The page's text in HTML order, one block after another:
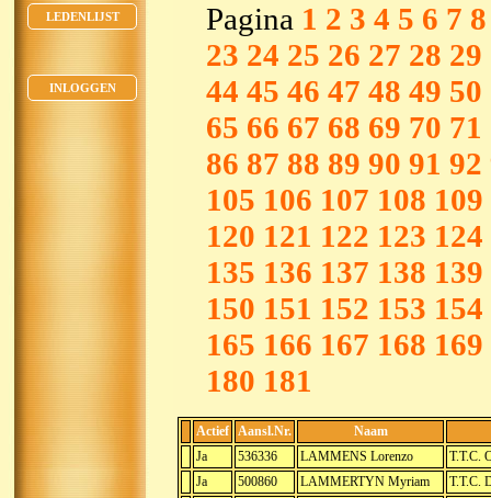
LEDENLIJST
INLOGGEN
Pagina 1 2 3 4 5 6 7 8
23 24 25 26 27 28 29
44 45 46 47 48 49 50
65 66 67 68 69 70 71
86 87 88 89 90 91 92
105 106 107 108 109
120 121 122 123 124
135 136 137 138 139
150 151 152 153 154
165 166 167 168 169
180 181
Actief Aansl.Nr.
Naam
Ja
536336 LAMMENS Lorenzo
T.T.C.
Ja
500860 LAMMERTYN Myriam
T.T.C.